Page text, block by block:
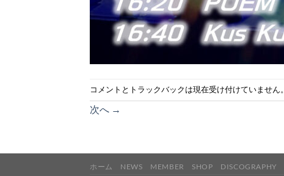
コメントとトラックバックは現在受け付けていません。
次へ →
ホーム NEWS MEMBER SHOP DISCOGRAPHY